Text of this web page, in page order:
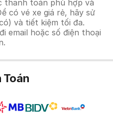
thanh toán phù hợp và
có vé xe giá rẻ, hãy sử
và tiết kiệm tối đa.
email hoặc số điện thoại
Toán